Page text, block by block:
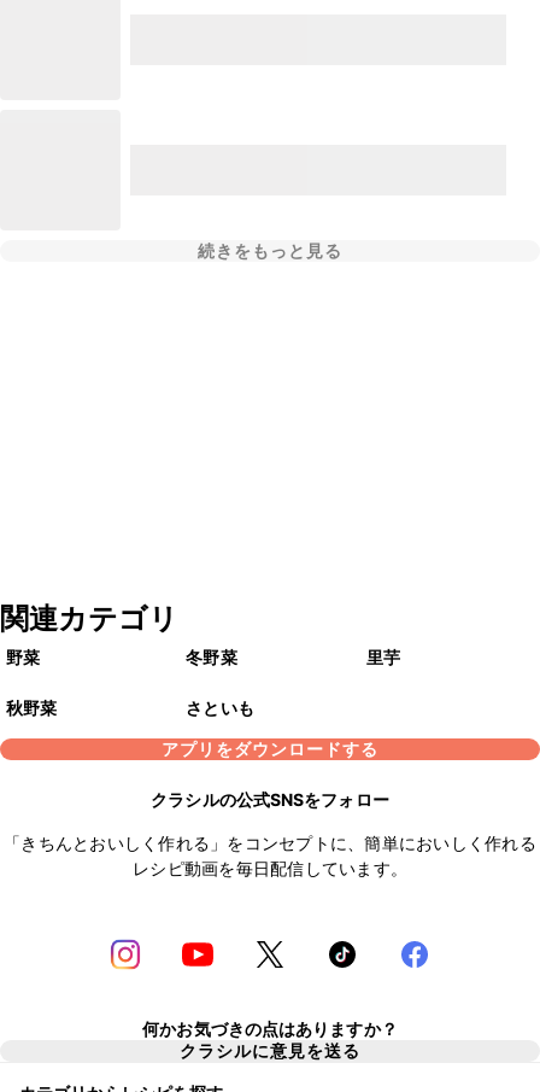
続きをもっと見る
関連カテゴリ
野菜 冬野菜 里芋
秋野菜
さといも
アプリをダウンロードする
クラシルの公式SNSをフォロー
「きちんとおいしく作れる」をコンセプトに、簡単においしく作れる
レシピ動画を毎日配信しています。
何かお気づきの点はありますか？
クラシルに意見を送る